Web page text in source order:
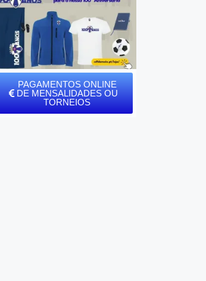
PAGAMENTOS ONLINE
DE MENSALIDADES OU
TORNEIOS